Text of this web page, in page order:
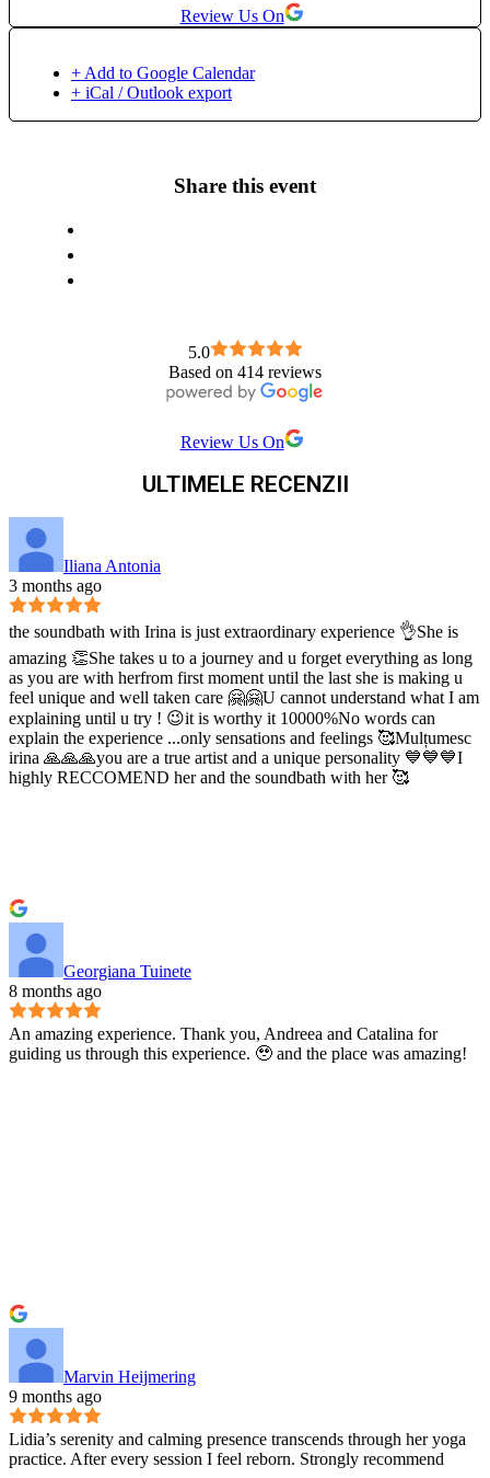
Review Us On
+ Add to Google Calendar
+ iCal / Outlook export
Share this event
5.0
Based on 414 reviews
Review Us On
ULTIMELE RECENZII
Iliana Antonia
3 months ago
the soundbath with Irina is just extraordinary experience 👌She is
amazing 👏She takes u to a journey and u forget everything as long
as you are with herfrom first moment until the last she is making u
feel unique and well taken care 🤗🤗U cannot understand what I am
explaining until u try ! 😉it is worthy it 10000%No words can
explain the experience ...only sensations and feelings 🥰Mulțumesc
irina 🙏🙏🙏you are a true artist and a unique personality 💙💙💙I
highly RECCOMEND her and the soundbath with her 🥰
Georgiana Tuinete
8 months ago
An amazing experience. Thank you, Andreea and Catalina for
guiding us through this experience. 🥹 and the place was amazing!
Marvin Heijmering
9 months ago
Lidia’s serenity and calming presence transcends through her yoga
practice. After every session I feel reborn. Strongly recommend